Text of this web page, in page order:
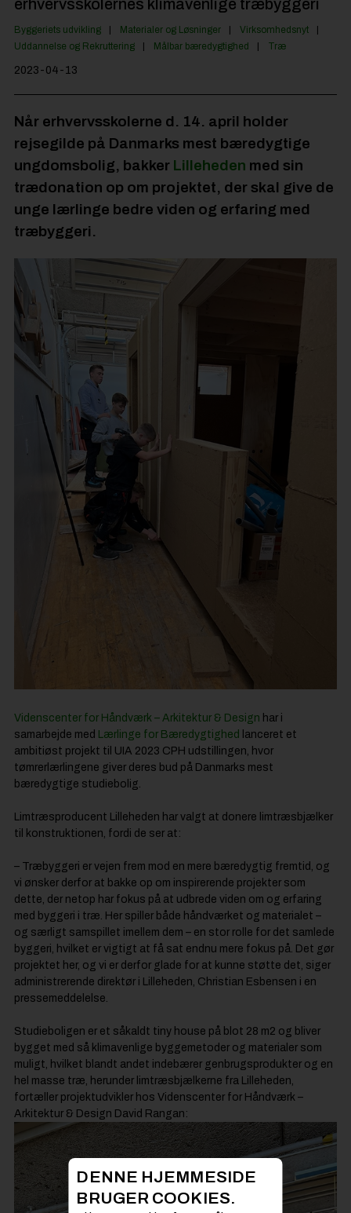
erhvervsskolernes klimavenlige træbyggeri
Byggeriets udvikling Materialer og Løsninger
Virksomhedsnyt
Uddannelse og Rekruttering
Målbar bæredygtighed Træ
2023-04-13
Når erhvervsskolerne d. 14. april holder
rejsegilde på Danmarks mest bæredygtige
ungdomsbolig, bakker Lilleheden med sin
trædonation op om projektet, der skal give de
unge lærlinge bedre viden og erfaring med
træbyggeri.
Videnscenter for Håndværk – Arkitektur & Design har i
samarbejde med Lærlinge for Bæredygtighed lanceret et
ambitiøst projekt til UIA 2023 CPH udstillingen, hvor
tømrerlærlingene giver deres bud på Danmarks mest
bæredygtige studiebolig.
Limtræsproducent Lilleheden har valgt at donere limtræsbjælker
til konstruktionen, fordi de ser at:
– Træbyggeri er vejen frem mod en mere bæredygtig fremtid, og
vi ønsker derfor at bakke op om inspirerende projekter som
dette, der netop har fokus på at udbrede viden om og erfaring
med byggeri i træ. Her spiller både håndværket og materialet –
og særligt samspillet imellem dem – en stor rolle for det samlede
byggeri, hvilket er vigtigt at få sat endnu mere fokus på. Det gør
projektet her, og vi er derfor glade for at kunne støtte det, siger
administrerende direktør i Lilleheden, Christian Esbensen i en
pressemeddelelse.
Studieboligen er et såkaldt tiny house på blot 28 m2 og bliver
bygget med så klimavenlige byggemetoder og materialer som
muligt, hvilket blandt andet indebærer genbrugsprodukter og en
hel masse træ, herunder limtræsbjælkerne fra Lilleheden,
fortæller projektudvikler hos Videnscenter for Håndværk –
Arkitektur & Design David Rangan:
DENNE HJEMMESIDE
BRUGER COOKIES.